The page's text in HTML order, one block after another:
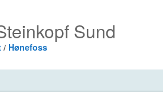
Sund
/ Hønefoss